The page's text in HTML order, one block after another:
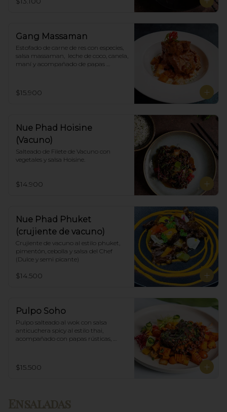
Gang Massaman
Estofado de carne de res con especies,
salsa massaman,  leche de coco, canela,
maní y acompañado de papas
$15.900
Nue Phad Hoisine
(Vacuno)
Salteado de Filete de Vacuno con
vegetales y salsa Hoisine.
$14.900
Nue Phad Phuket
(crujiente de vacuno)
Crujiente de vacuno al estilo phuket,
pimentón, cebolla y salsa del Chef
(Dulce y semi picante)
$14.500
Pulpo Soho
Pulpo salteado al wok con salsa
anticuchera spicy al estilo thai,
acompañado con papas rústicas,
$15.500
Ensaladas